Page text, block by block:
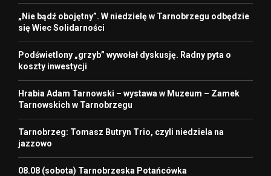
„Nie bądź obojętny”. W niedzielę w Tarnobrzegu odbędzie
się Wiec Solidarności
Podświetlony „grzyb” wywołał dyskusję. Radny pyta o
koszty inwestycji
Hrabia Adam Tarnowski – wystawa w Muzeum – Zamek
Tarnowskich w Tarnobrzegu
Tarnobrzeg: Tomasz Butryn Trio, czyli niedziela na
jazzowo
08.08 (sobota) Tarnobrzeska Potańcówka